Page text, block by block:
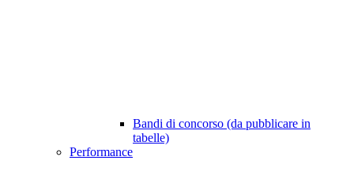
Bandi di concorso (da pubblicare in
tabelle)
Performance